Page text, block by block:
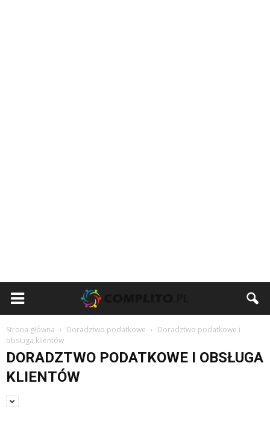
Strona główna Doradztwo podatkowe
Doradztwo podatkowe i
obsługa klientów
DORADZTWO PODATKOWE I OBSŁUGA
KLIENTÓW